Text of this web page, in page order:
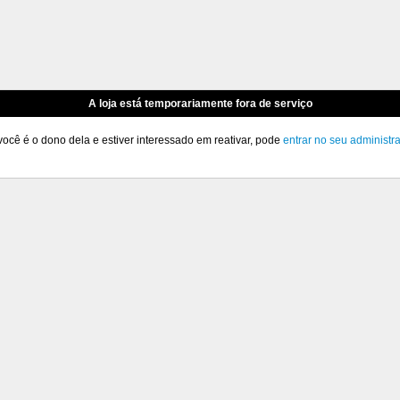
A loja está temporariamente fora de serviço
é o dono dela e estiver interessado em reativar, pode entrar no seu